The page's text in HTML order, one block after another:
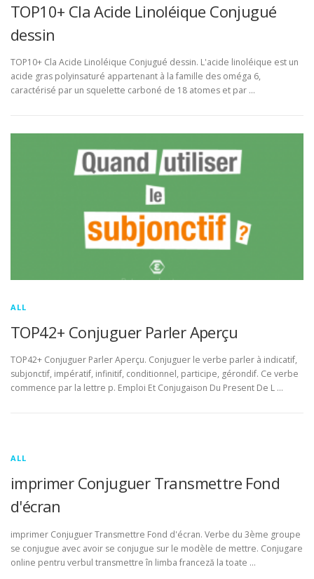
TOP10+ Cla Acide Linoléique Conjugué
dessin
TOP10+ Cla Acide Linoléique Conjugué dessin. L'acide linoléique est un
acide gras polyinsaturé appartenant à la famille des oméga 6,
caractérisé par un squelette carboné de 18 atomes et par …
ALL
TOP42+ Conjuguer Parler Aperçu
TOP42+ Conjuguer Parler Aperçu. Conjuguer le verbe parler à indicatif,
subjonctif, impératif, infinitif, conditionnel, participe, gérondif. Ce verbe
commence par la lettre p. Emploi Et Conjugaison Du Present De L …
ALL
imprimer Conjuguer Transmettre Fond
d'écran
imprimer Conjuguer Transmettre Fond d'écran. Verbe du 3ème groupe
se conjugue avec avoir se conjugue sur le modèle de mettre. Conjugare
online pentru verbul transmettre în limba franceză la toate …